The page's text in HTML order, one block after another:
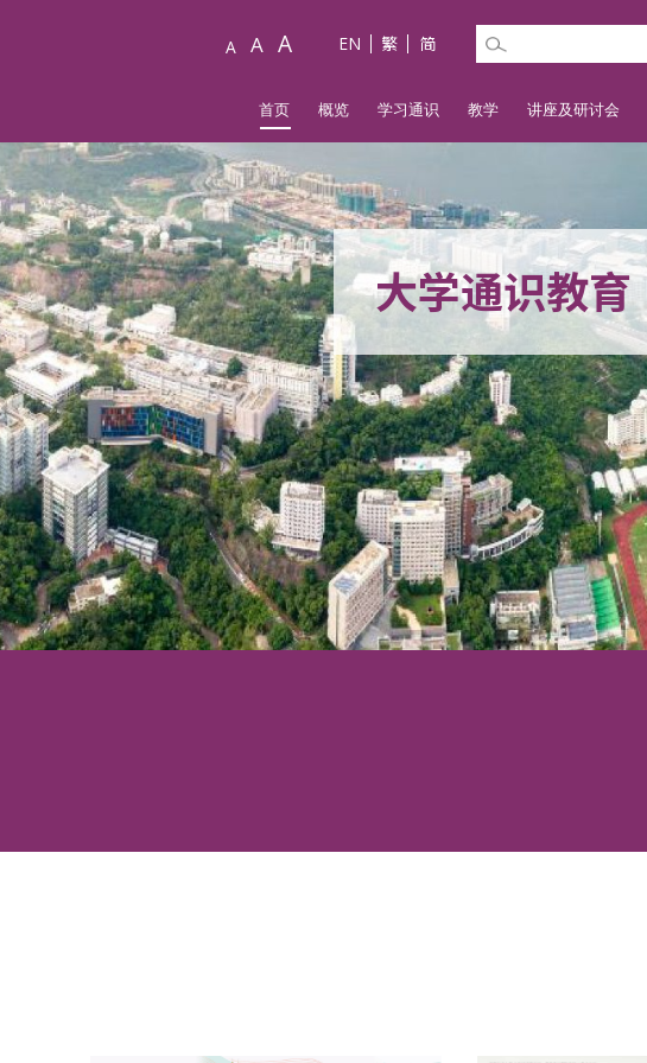
A A A 繁
EN 简
首页 概览 学习通识 教学 讲座及研讨会
大学通识教育